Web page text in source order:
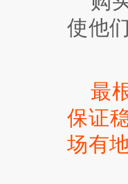
使他
最
保证
场有